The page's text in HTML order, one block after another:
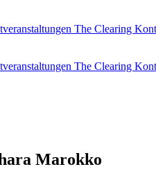
The Clearing
The Clearing
Marokko